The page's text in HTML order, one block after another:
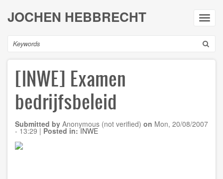
main
content
JOCHEN HEBBRECHT
Search
[INWE] Examen
bedrijfsbeleid
Submitted by Anonymous (not verified) on Mon, 20/08/2007
- 13:29 | Posted in:INWE